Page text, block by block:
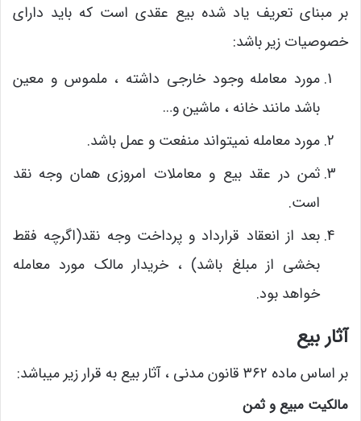
بر مبنای تعریف یاد شده بیع عقدی است که باید دارای
خصوصیات زیر باشد:
مورد معامله وجود خارجی داشته ، ملموس و معین
باشد مانند خانه ، ماشین و…
مورد معامله نمیتواند منفعت و عمل باشد.
ثمن در عقد بیع و معاملات امروزی همان وجه نقد
است.
بعد از انعقاد قرارداد و پرداخت وجه نقد(اگرچه فقط
بخشی از مبلغ باشد) ، خریدار مالک مورد معامله
خواهد بود.
آثار بیع
بر اساس ماده ۳۶۲ قانون مدنی ، آثار بیع به قرار زیر میباشد:
مالکیت مبیع و ثمن